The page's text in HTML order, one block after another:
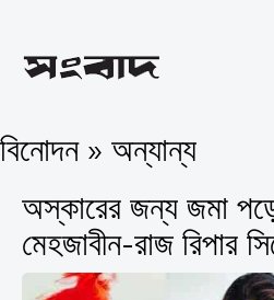
বিনোদন » অন্যান্য
অস্কারের জন্য জমা
মেহজাবীন-রাজ রিপার